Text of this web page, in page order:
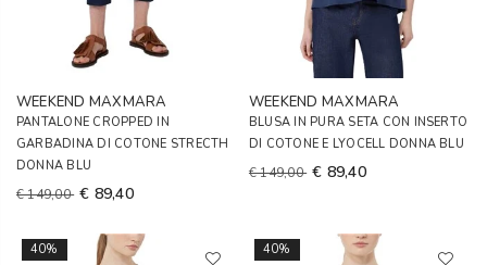
WEEKEND MAXMARA
PANTALONE CROPPED IN
GARBADINA DI COTONE STRECTH
DONNA BLU
€ 149,00 € 89,40
WEEKEND MAXMARA
BLUSA IN PURA SETA CON INSERTO
DI COTONE E LYOCELL DONNA BLU
€ 149,00 € 89,40
40% 40%